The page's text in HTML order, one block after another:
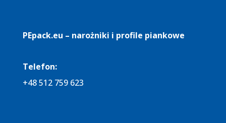
PEpack.eu – narożniki i profile piankowe
Telefon:
+48 512 759 623